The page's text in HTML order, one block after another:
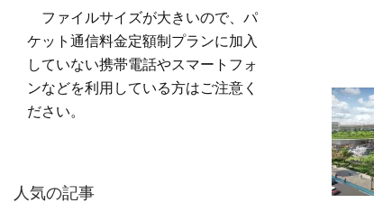
ファイルサイズが大きいので、パ
ケット通信料金定額制プランに加入
していない携帯電話やスマートフォ
ンなどを利用している方はご注意く
ださい。
人気の記事